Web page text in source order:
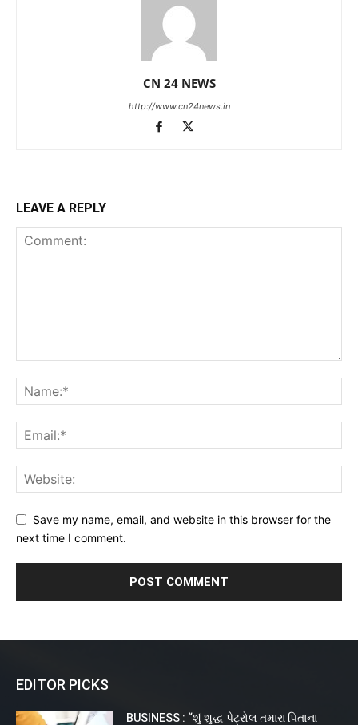
CN 24 NEWS
http://www.cn24news.in
LEAVE A REPLY
Save my name, email, and website in this browser for the
next time I comment.
EDITOR PICKS
BUSINESS : “શું શુદ્ધ પેટ્રોલ તમારા પિતાના